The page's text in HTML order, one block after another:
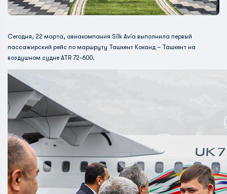
Сегодня, 22 марта, авиакомпания Silk Avia выполнила первый
пассажирский рейс по маршруту Ташкент Коканд – Ташкент на
воздушном судне ATR 72-600.